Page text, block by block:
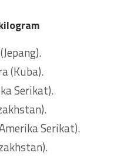
(Kuba).
Serikat).
Serikat).